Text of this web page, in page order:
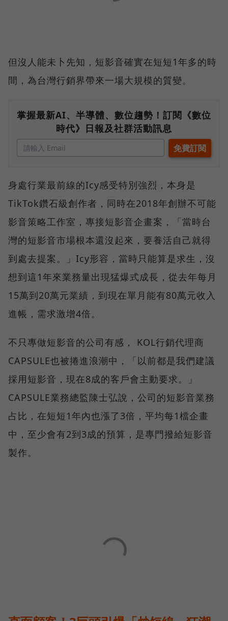
但沒人能未卜先知，短影音確實在短短1年多的時
間，為台灣行銷界帶來一場大規模的質變。
掌握最新AI、半導體、數位趨勢！訂閱《數位
時代》日報及社群活動訊息
身處行業最前線的Icy感受特別強烈，本身是
TikTok鑽石級創作者，同時在2018年創辦不可能
影音策略工作室，專接短影音企畫案，「當時台
灣的短影音市場根本還沒起來，要養活自己就得
到處去提案。」Icy形容，當時只能算是求生，沒
想到這1年來業務量出現猛爆式成長，從去年每月
15萬到20萬元業績，到現在單月能有80萬元收入
進帳，需求激增4倍。
不只專做短影音的公司有感， KOL行銷代理商
CAPSULE也被捲進浪潮中，「以前都是我們建議
採用短影音，現在8成的客戶會主動要求。」
CAPSULE業務總監陳士弘說，公司的短影音業務
占比，在短短1年內也漲了3倍，平均每1檔企畫
中，至少會有2到3成的預算，是專門撥給短影音
製作。